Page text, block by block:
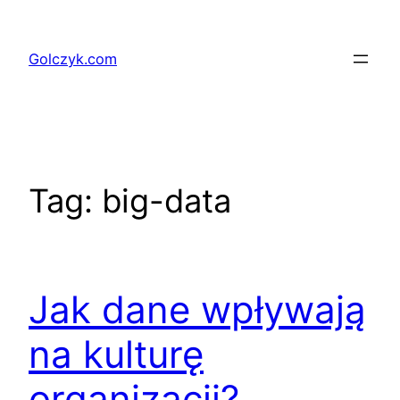
treściGolczyk.com
Tag: big-data
Jak dane wpływają
na kulturę